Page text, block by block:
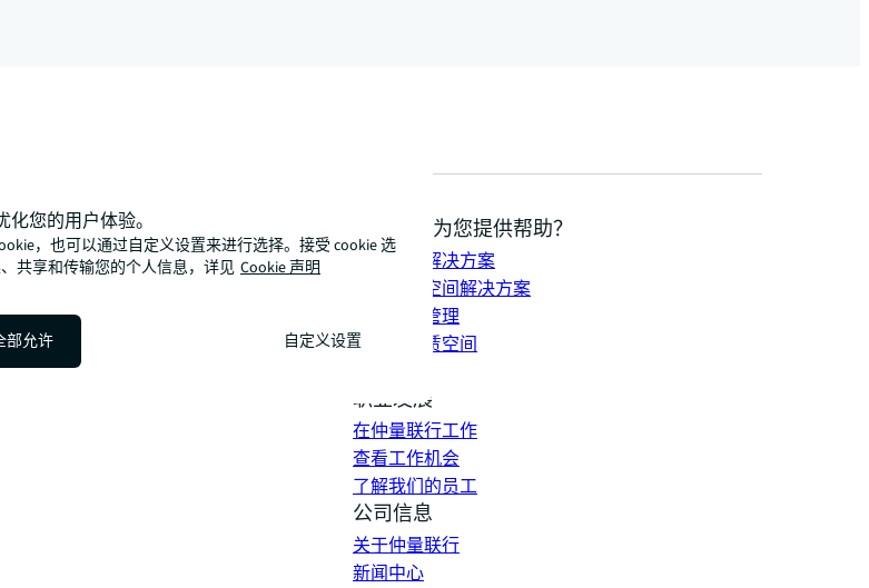
待与您携手向光而为，探索发展新路径。
我们如何为您提供帮助？
可持发展解决方案
混合办公空间解决方案
投资组合管理
查找并租赁空间
职业发展
在仲量联行工作
查看工作机会
了解我们的员工
公司信息
关于仲量联行
新闻中心
化您的用户体验。
，也可以通过自定义设置来进行选择。接受 cookie 选
共享和传输您的个人信息，详见 Cookie 声明
部允许 自定义设置